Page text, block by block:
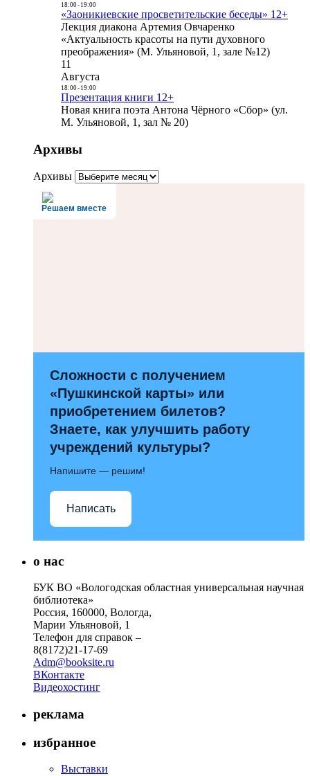
18:00- 19:00
«Заоникиевские просветительские беседы» 12+
Лекция диакона Артемия Овчаренко
«Актуальность красоты на пути духовного
преображения» (М. Ульяновой, 1, зале №12)
11
Августа
18:00- 19:00
Презентация книги 12+
Новая книга поэта Антона Чёрного «Сбор» (ул.
М. Ульяновой, 1, зал № 20)
Архивы
Архивы
Решаем вместе
Сложности с получением
«Пушкинской карты» или
приобретением билетов?
Знаете, как улучшить работу
учреждений культуры?
Напишите — решим!
Написать
о нас
БУК ВО «Вологодская областная универсальная научная
библиотека»
Россия, 160000, Вологда,
Марии Ульяновой, 1
Телефон для справок –
8(8172)21-17-69
Adm@booksite.ru
ВКонтакте
Видеохостинг
реклама
избранное
Выставки